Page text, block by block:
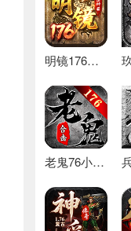
明镜176攻速神器 最新版
老鬼76小极品合击 推荐